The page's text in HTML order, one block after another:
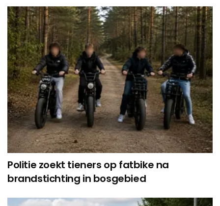
Politie zoekt tieners op fatbike na
brandstichting in bosgebied